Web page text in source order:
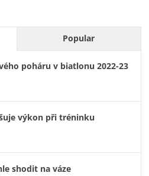
Popular
poháru v biatlonu 2022-23
výkon při tréninku
shodit na váze